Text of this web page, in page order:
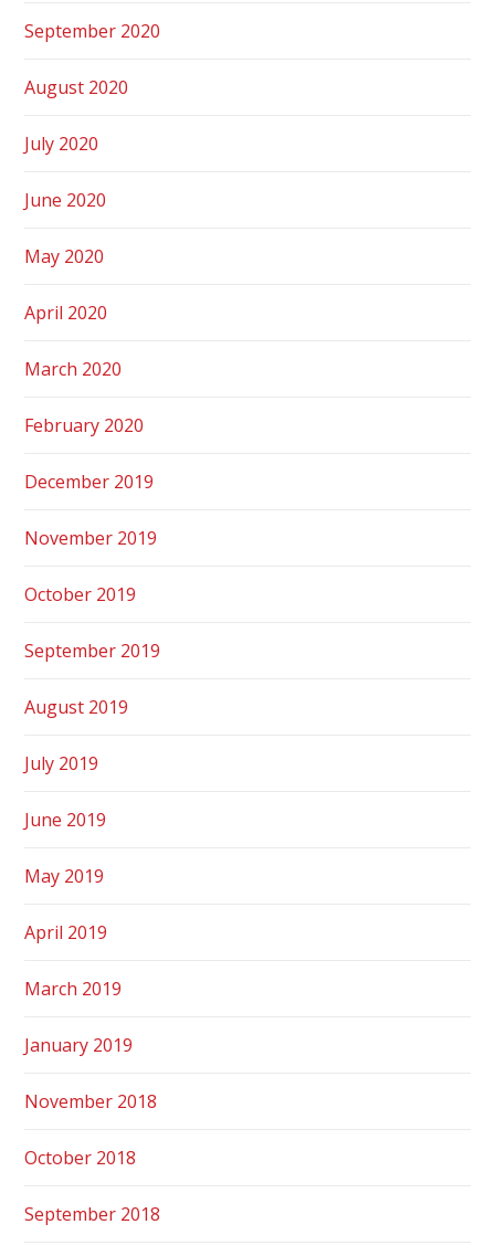
September 2020
August 2020
July 2020
June 2020
May 2020
April 2020
March 2020
February 2020
December 2019
November 2019
October 2019
September 2019
August 2019
July 2019
June 2019
May 2019
April 2019
March 2019
January 2019
November 2018
October 2018
September 2018